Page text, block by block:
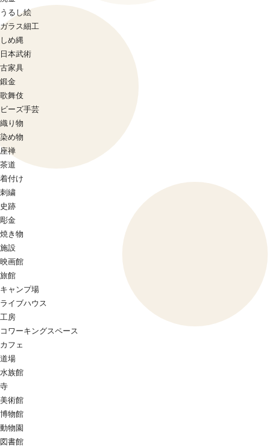
うるし絵
ガラス細工
しめ縄
日本武術
古家具
鍛金
歌舞伎
ビーズ手芸
織り物
染め物
座禅
茶道
着付け
刺繍
史跡
彫金
焼き物
施設
映画館
旅館
キャンプ場
ライブハウス
工房
コワーキングスペース
カフェ
道場
水族館
寺
美術館
博物館
動物園
図書館